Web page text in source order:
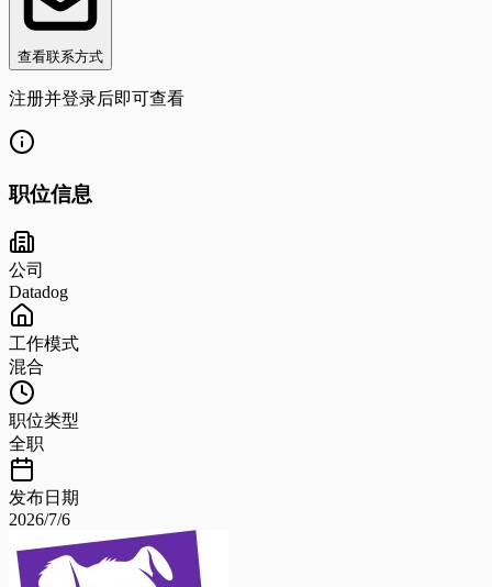
查看联系方式
注册并登录后即可查看
职位信息
公司
Datadog
工作模式
混合
职位类型
全职
发布日期
2026/7/6